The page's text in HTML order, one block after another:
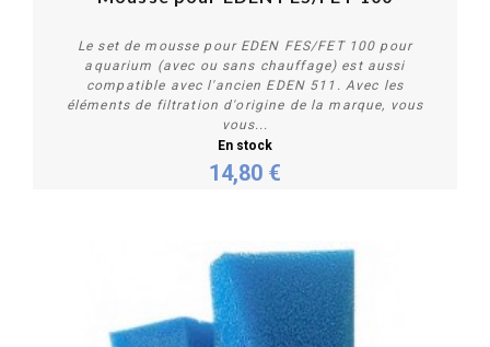
Acheter
Le set de mousse pour EDEN FES/FET 100 pour
aquarium (avec ou sans chauffage) est aussi
compatible avec l'ancien EDEN 511. Avec les
éléments de filtration d'origine de la marque, vous
vous...
En stock
14,80 €